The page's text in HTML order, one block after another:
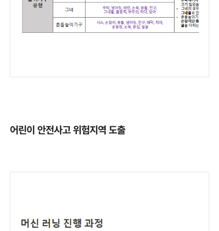
어린이 안전사고 위험지역 도출